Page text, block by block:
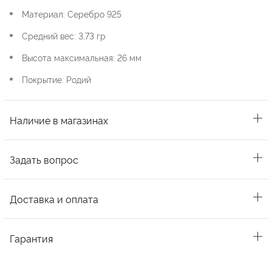
Материал: Серебро 925
Средний вес: 3,73 гр
Высота максимальная: 26 мм
Покрытие: Родий
Наличие в магазинах
Задать вопрос
Доставка и оплата
Гарантия